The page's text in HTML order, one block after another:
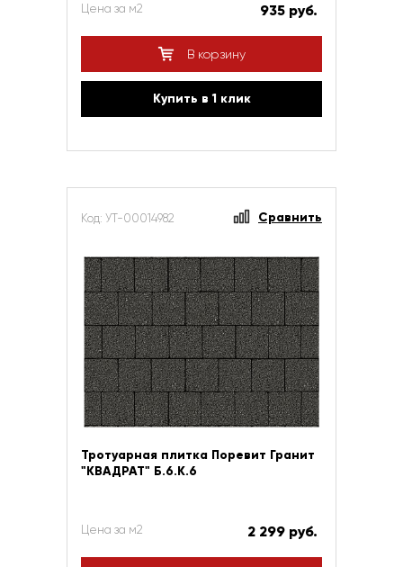
Цена за м2 935 руб.
В корзину
Купить в 1 клик
Код: УТ-00014982 Сравнить
Тротуарная плитка Поревит Гранит
"КВАДРАТ" Б.6.К.6
Цена за м2 2 299 руб.